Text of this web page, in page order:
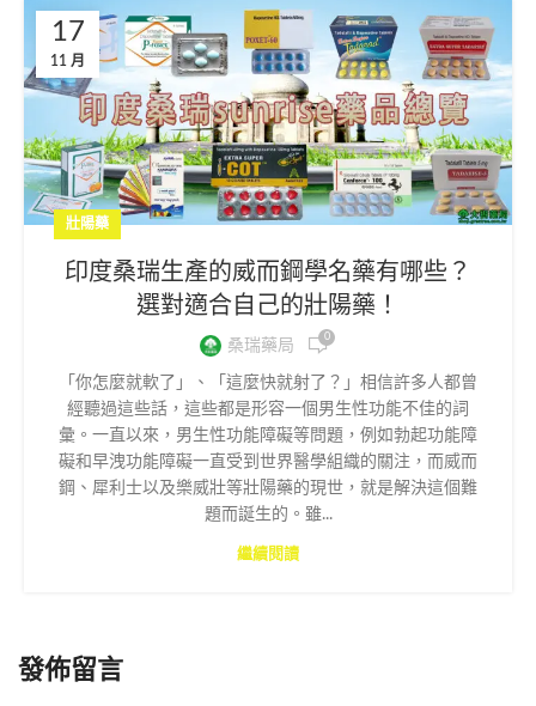
17
11 月
壯陽藥
印度桑瑞生產的威而鋼學名藥有哪些？
選對適合自己的壯陽藥！
桑瑞藥局 0
「你怎麼就軟了」、「這麼快就射了？」相信許多人都曾
經聽過這些話，這些都是形容一個男生性功能不佳的詞
彙。一直以來，男生性功能障礙等問題，例如勃起功能障
礙和早洩功能障礙一直受到世界醫學組織的關注，而威而
鋼、犀利士以及樂威壯等壯陽藥的現世，就是解決這個難
題而誕生的。雖...
繼續閱讀
發佈留言